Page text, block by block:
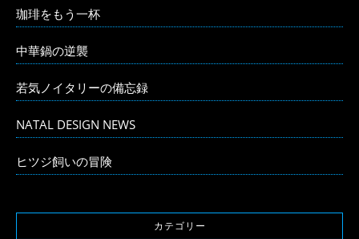
珈琲をもう一杯
中華鍋の逆襲
若気ノイタリーの備忘録
NATAL DESIGN NEWS
ヒツジ飼いの冒険
カテゴリー